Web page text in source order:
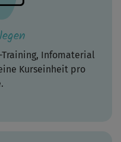
Infomaterial
Kurseinheit pro